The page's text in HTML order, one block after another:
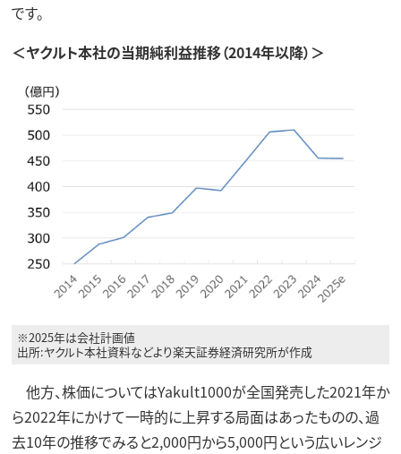
です。
＜ヤクルト本社の当期純利益推移（2014年以降）＞
※2025年は会社計画値
出所:ヤクルト本社資料などより楽天証券経済研究所が作成
他方、株価についてはYakult1000が全国発売した2021年か
ら2022年にかけて一時的に上昇する局面はあったものの、過
去10年の推移でみると2,000円から5,000円という広いレンジ